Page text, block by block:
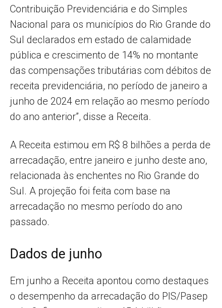
Contribuição Previdenciária e do Simples
Nacional para os municípios do Rio Grande do
Sul declarados em estado de calamidade
pública e crescimento de 14% no montante
das compensações tributárias com débitos de
receita previdenciária, no período de janeiro a
junho de 2024 em relação ao mesmo período
do ano anterior”, disse a Receita.
A Receita estimou em R$ 8 bilhões a perda de
arrecadação, entre janeiro e junho deste ano,
relacionada às enchentes no Rio Grande do
Sul. A projeção foi feita com base na
arrecadação no mesmo período do ano
passado.
Dados de junho
Em junho a Receita apontou como destaques
o desempenho da arrecadação do PIS/Pasep